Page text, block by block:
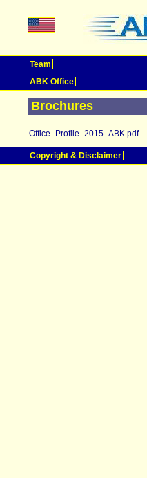
Team
ABK Office
Brochures
Office_Profile_2015_ABK.pdf
Copyright & Disclaimer